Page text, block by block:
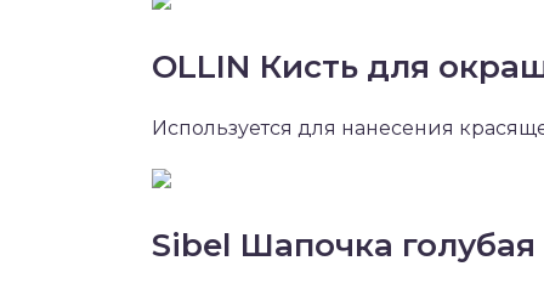
OLLIN Кисть для
Используется для нанесения
Sibel Шапочка